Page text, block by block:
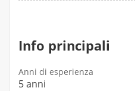
Info principali
Anni di esperienza
5 anni